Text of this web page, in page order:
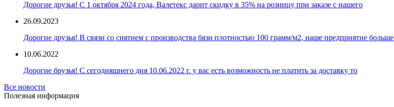
Дорогие друзья! С 1 октября 2024 года, Валетекс дарит скидку в 35% на розницу при заказе с нашего
26.09.2023
Дорогие друзья! В связи со снятием с производства бязи плотностью 100 грамм/м2, наше предприятие больше
10.06.2022
Дорогие брузья! С сегодняшнего дня 10.06.2022 г. у вас есть возможность не платить за доставку то
Все новости
Полезная информация